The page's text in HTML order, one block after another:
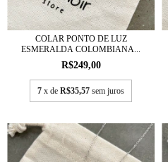
COLAR PONTO DE LUZ
ESMERALDA COLOMBIANA...
R$249,00
7 x de R$35,57 sem juros